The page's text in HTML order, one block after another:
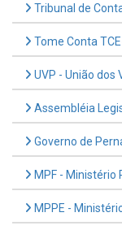
Tribunal de
Tome Conta
UVP - União dos
Assembléia
Governo de
MPF - Ministério
MPPE -